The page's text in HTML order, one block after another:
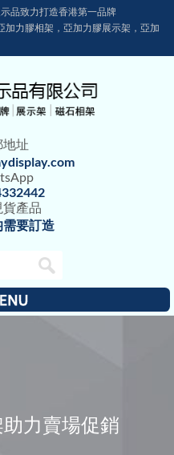
品致力打造香港第一品牌
力膠相架，亞加力膠展示架，亞加
地址
產品
需要訂造
力賣場促銷